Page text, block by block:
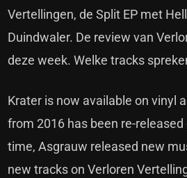
Vertellingen, de Split EP met
Duindwaler. De review van
deze week. Welke tracks
Krater is now available on vinyl
from 2016 has been re-
time, Asgrauw released new
new tracks on Verloren